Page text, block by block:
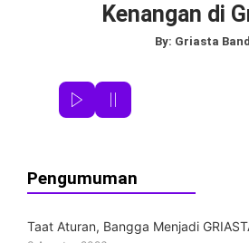
Kenangan di
By: Griasta Band
Pengumuman
Taat Aturan, Bangga Menjadi